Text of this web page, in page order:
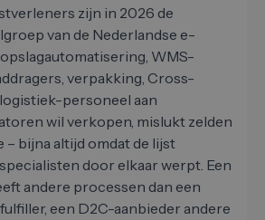
zijn in 2026 de
van de Nederlandse e-
WMS-
verpakking, Cross-
personeel aan
wil verkopen, mislukt zelden
– bijna altijd omdat de lijst
door elkaar werpt. Een
andere processen dan een
een D2C-aanbieder andere